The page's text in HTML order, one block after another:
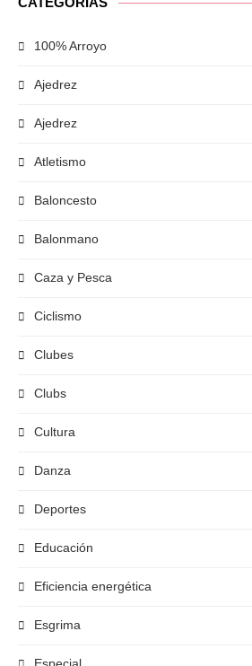
100% Arroyo
Ajedrez
Ajedrez
Atletismo
Baloncesto
Balonmano
Caza y Pesca
Ciclismo
Clubes
Clubs
Cultura
Danza
Deportes
Educación
Eficiencia energética
Esgrima